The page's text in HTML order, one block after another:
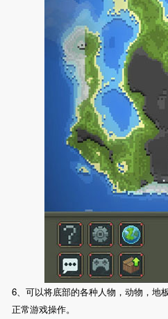
6、可以将底部的各种人物，动物，地
正常游戏操作。